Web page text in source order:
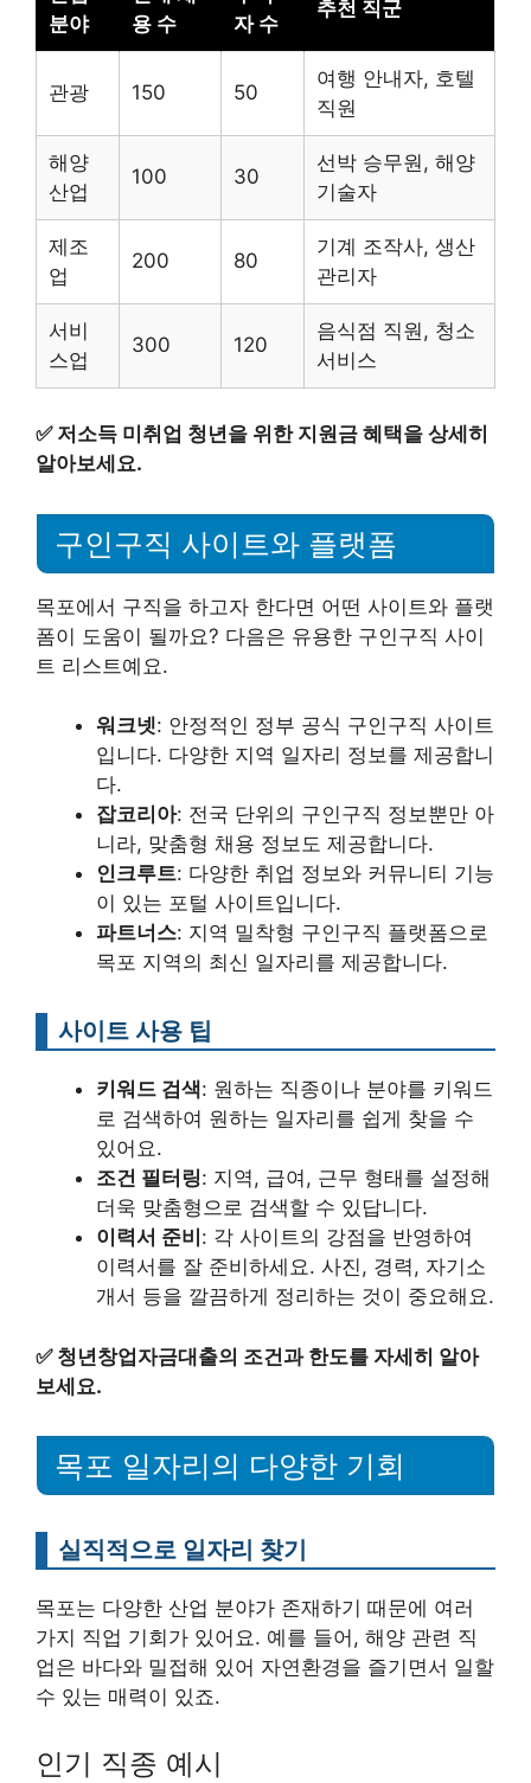
분야
용 수
자 수
추천 직군
관광 150 50
여행 안내자, 호텔
직원
해양
산업
100 30
선박 승무원, 해양
기술자
제조
업
200 80
기계 조작사, 생산
관리자
서비
스업
300 120
음식점 직원, 청소
서비스
✅ 저소득 미취업 청년을 위한 지원금 혜택을 상세히
알아보세요.
구인구직 사이트와 플랫폼
목포에서 구직을 하고자 한다면 어떤 사이트와 플랫
폼이 도움이 될까요? 다음은 유용한 구인구직 사이
트 리스트예요.
워크넷: 안정적인 정부 공식 구인구직 사이트
입니다. 다양한 지역 일자리 정보를 제공합니
다.
잡코리아: 전국 단위의 구인구직 정보뿐만 아
니라, 맞춤형 채용 정보도 제공합니다.
인크루트: 다양한 취업 정보와 커뮤니티 기능
이 있는 포털 사이트입니다.
파트너스: 지역 밀착형 구인구직 플랫폼으로
목포 지역의 최신 일자리를 제공합니다.
사이트 사용 팁
키워드 검색: 원하는 직종이나 분야를 키워드
로 검색하여 원하는 일자리를 쉽게 찾을 수
있어요.
조건 필터링: 지역, 급여, 근무 형태를 설정해
더욱 맞춤형으로 검색할 수 있답니다.
이력서 준비 : 각 사이트의 강점을 반영하여
이력서를 잘 준비하세요. 사진, 경력, 자기소
개서 등을 깔끔하게 정리하는 것이 중요해요.
✅ 청년창업자금대출의 조건과 한도를 자세히 알아
보세요.
목포 일자리의 다양한 기회
실직적으로 일자리 찾기
목포는 다양한 산업 분야가 존재하기 때문에 여러
가지 직업 기회가 있어요. 예를 들어, 해양 관련 직
업은 바다와 밀접해 있어 자연환경을 즐기면서 일할
수 있는 매력이 있죠.
인기 직종 예시